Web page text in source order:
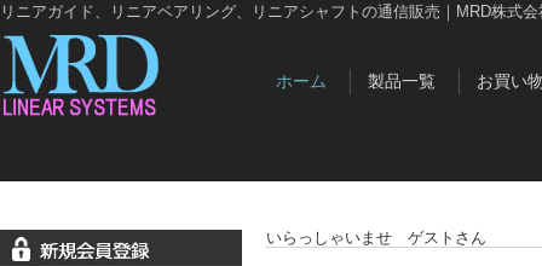
リニアガイド、リニアベアリング、リニアシャフトの通信販売｜MRD株式会
ホーム 製品一覧 お買い
いらっしゃいませ ゲストさん